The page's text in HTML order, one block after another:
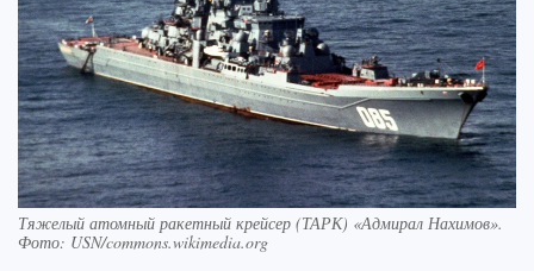
Тяжелый атомный ракетный крейсер (ТАРК) «Адмирал Нахимов».
Фото: USN/commons.wikimedia.org